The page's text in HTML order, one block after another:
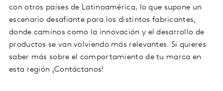
con otros países de Latinoamérica, lo que supone un
escenario desafiante para los distintos fabricantes,
donde caminos como la innovación y el desarrollo de
productos se van volviendo más relevantes. Si quieres
saber más sobre el comportamiento de tu marca en
esta región ¡Contáctanos!